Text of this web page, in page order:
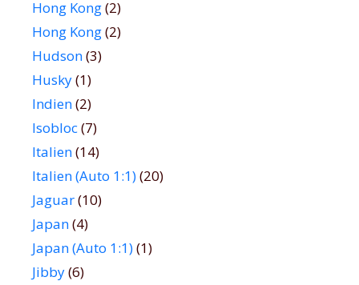
Hong Kong(2)
Hong Kong(2)
Hudson(3)
Husky(1)
Indien(2)
Isobloc(7)
Italien(14)
Italien (Auto 1:1)(20)
Jaguar(10)
Japan(4)
Japan (Auto 1:1)(1)
Jibby(6)